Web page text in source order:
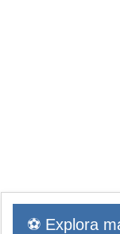
⚽ Explora